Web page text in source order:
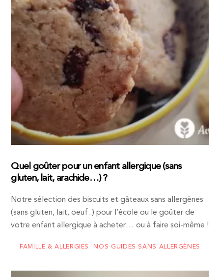
Quel goûter pour un enfant allergique (sans
gluten, lait, arachide…) ?
Notre sélection des biscuits et gâteaux sans allergènes
(sans gluten, lait, oeuf..) pour l’école ou le goûter de
votre enfant allergique à acheter… ou à faire soi-même !
FAMILLE & ALLERGIES NOS GUIDES SANS ALLERGÈNES